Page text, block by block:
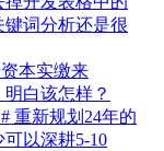
词分析还是很
本实缴来
白该怎样？
重新规划24年的
以深耕5-10